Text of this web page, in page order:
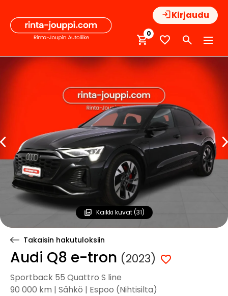
sisältöön
Kirjaudu
0
Kaikki kuvat (31)
Takaisin hakutuloksiin
Audi Q8 e-tron (2023)
Sportback 55 Quattro S line
90 000 km | Sähkö | Espoo (Nihtisilta)